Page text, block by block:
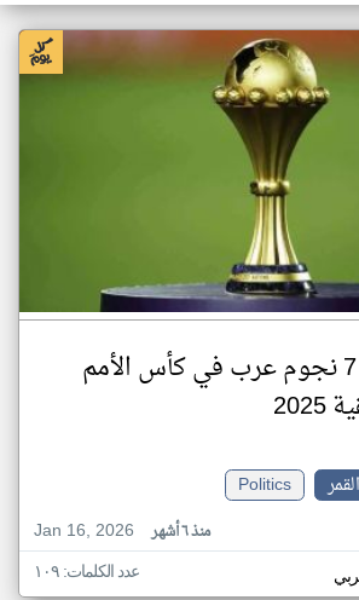
أفضل 7 نجوم عرب في كأس الأمم
Politics
Jan 16, 2026
منذ ٦ أشهر
عدد الكلمات: ١٠٩